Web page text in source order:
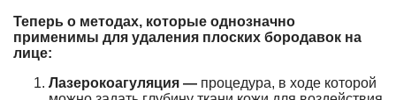
Теперь о методах, которые однозначно
применимы для удаления плоских бородавок на
лице:
Лазерокоагуляция — процедура, в ходе которой